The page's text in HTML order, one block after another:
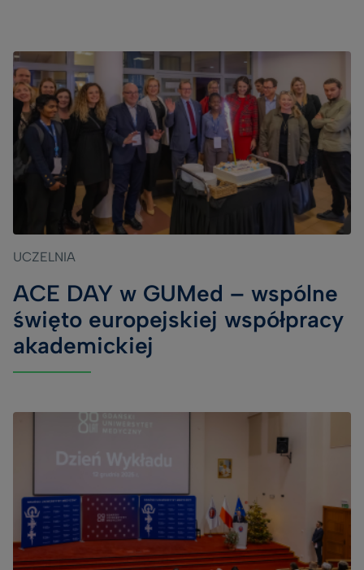
UCZELNIA
ACE DAY w GUMed – wspólne
święto europejskiej współpracy
akademickiej